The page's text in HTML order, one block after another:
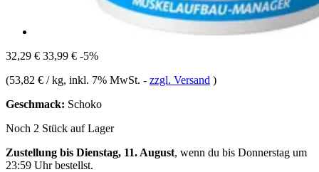
32,29 € 33,99 € -5%
(53,82 € / kg, inkl. 7% MwSt. - zzgl. Versand )
Geschmack: Schoko
Noch 2 Stück auf Lager
Zustellung bis Dienstag, 11. August, wenn du bis Donnerstag um
23:59 Uhrbestellst.